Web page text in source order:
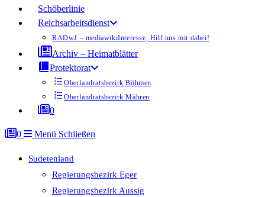
Schöberlinie
Reichsarbeitsdienst
RADwJ – mediawikiInteresse, Hilf uns mit dabei!
Archiv – Heimatblätter
Protektorat
Oberlandratsbezirk Böhmen
Oberlandratsbezirk Mähren
0
0 Menü Schließen
Sudetenland
Regierungsbezirk Eger
Regierungsbezirk Aussig